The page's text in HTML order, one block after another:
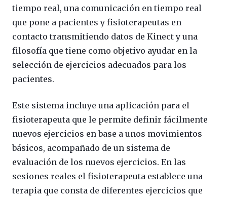
tiempo real, una comunicación en tiempo real
que pone a pacientes y fisioterapeutas en
contacto transmitiendo datos de Kinect y una
filosofía que tiene como objetivo ayudar en la
selección de ejercicios adecuados para los
pacientes.
Este sistema incluye una aplicación para el
fisioterapeuta que le permite definir fácilmente
nuevos ejercicios en base a unos movimientos
básicos, acompañado de un sistema de
evaluación de los nuevos ejercicios. En las
sesiones reales el fisioterapeuta establece una
terapia que consta de diferentes ejercicios que